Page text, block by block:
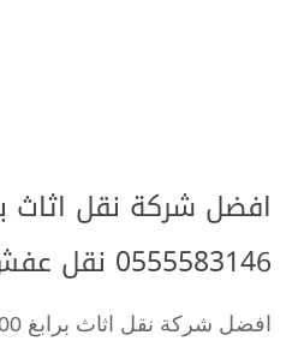
0555583146 نقل عفش رخيص